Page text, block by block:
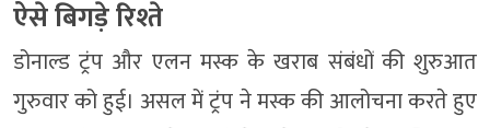
ऐसे बिगड़े रिश्ते
डोनाल्ड ट्रंप और एलन मस्क के खराब संबंधों की शुरुआत
गुरुवार को हुई। असल में ट्रंप ने मस्क की आलोचना करते हुए